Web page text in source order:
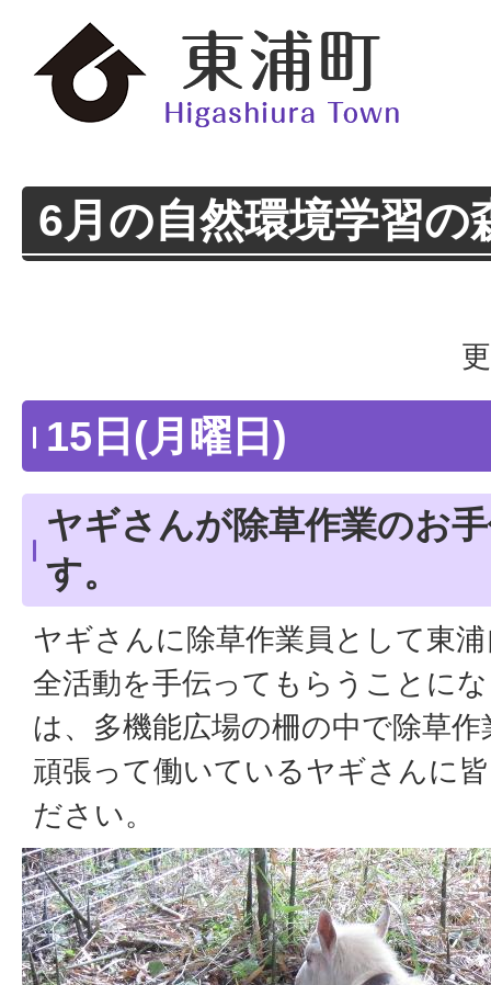
6月の自然環境学習の
15日(月曜日)
ヤギさんが除草作業のお
す。
ヤギさんに除草作業員として東
全活動を手伝ってもらうことに
は、多機能広場の柵の中で除草
頑張って働いているヤギさんに
ださい。